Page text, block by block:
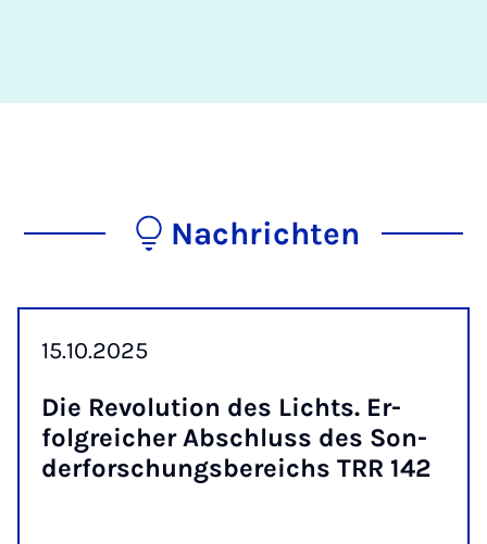
Nachrichten
15.10.2025
Die Re­vo­lu­ti­on des Lichts. Er­
folg­rei­cher Ab­schluss des Son­
der­for­schungs­be­reichs TRR 142